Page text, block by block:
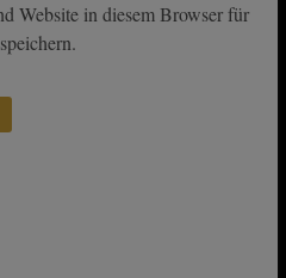
Website in diesem Browser für